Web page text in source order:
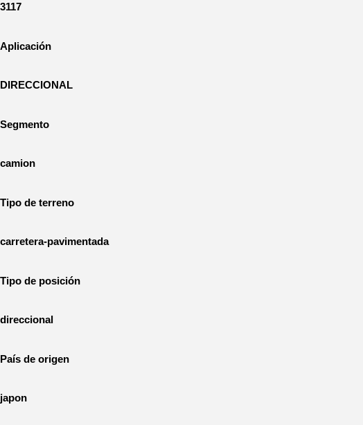
3117
Aplicación
DIRECCIONAL
Segmento
camion
Tipo de terreno
carretera-pavimentada
Tipo de posición
direccional
País de origen
japon